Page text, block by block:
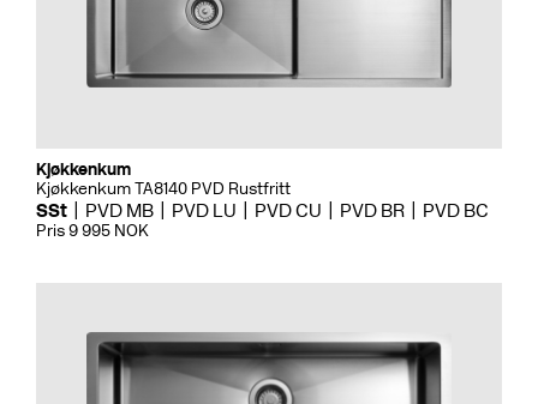
Kjøkkenkum
Kjøkkenkum TA8140 PVD Rustfritt
SSt PVD MB PVD LU PVD CU PVD BR PVD BC
Pris 9 995 NOK